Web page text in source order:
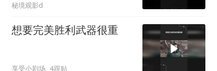
秘境观影d
想要完美胜利武器很重
享受小剧场 4跟贴